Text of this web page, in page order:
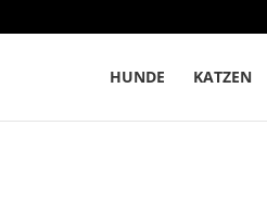
HUNDE KATZEN